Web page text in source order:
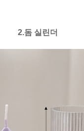
2.돔 실린더